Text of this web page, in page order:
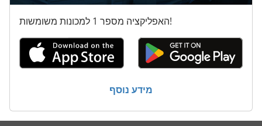
האפליקציה מספר 1 למכונות משומשות!
מידע נוסף